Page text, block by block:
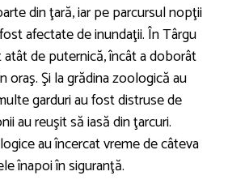
din ţară, iar pe parcursul nopţii
afectate de inundaţii. În Târgu
de puternică, încât a doborât
oraş. Şi la grădina zoologică au
garduri au fost distruse de
au reuşit să iasă din ţarcuri.
au încercat vreme de câteva
înapoi în siguranţă.